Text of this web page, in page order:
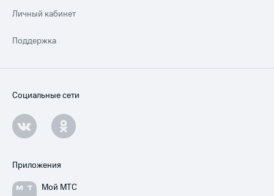
Личный кабинет
Поддержка
Социальные сети
Приложения
Мой МТС